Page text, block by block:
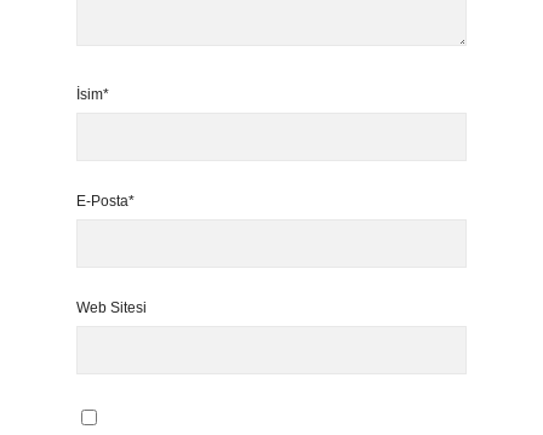
İsim*
E-Posta*
Web Sitesi